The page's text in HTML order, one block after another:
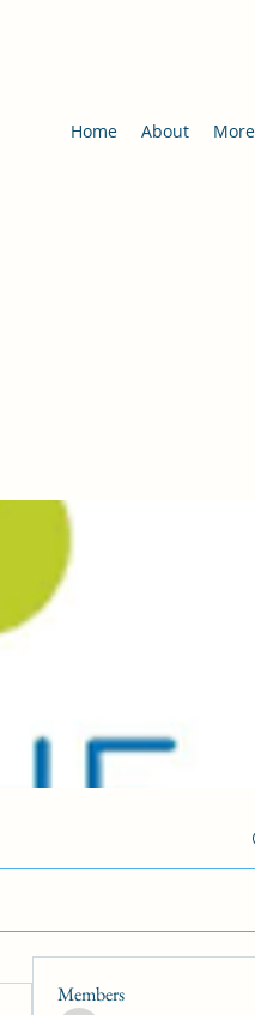
Home About More
Members